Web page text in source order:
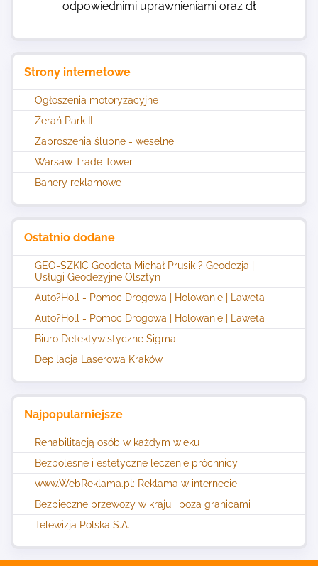
Strony internetowe
Ogłoszenia motoryzacyjne
Żerań Park II
Zaproszenia ślubne - weselne
Warsaw Trade Tower
Banery reklamowe
Ostatnio dodane
GEO-SZKIC Geodeta Michał Prusik ? Geodezja |
Usługi Geodezyjne Olsztyn
Auto?Holl - Pomoc Drogowa | Holowanie | Laweta
Auto?Holl - Pomoc Drogowa | Holowanie | Laweta
Biuro Detektywistyczne Sigma
Depilacja Laserowa Kraków
Najpopularniejsze
Rehabilitacją osób w każdym wieku
Bezbolesne i estetyczne leczenie próchnicy
www.WebReklama.pl: Reklama w internecie
Bezpieczne przewozy w kraju i poza granicami
Telewizja Polska S.A.
odpowiednimi uprawnieniami oraz dł